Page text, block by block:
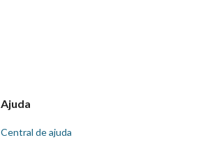
Ajuda
Central de ajuda